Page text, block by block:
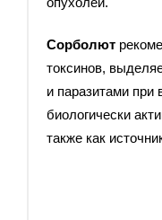
Сорболют
токсинов,
и паразитами при
биологически
также как